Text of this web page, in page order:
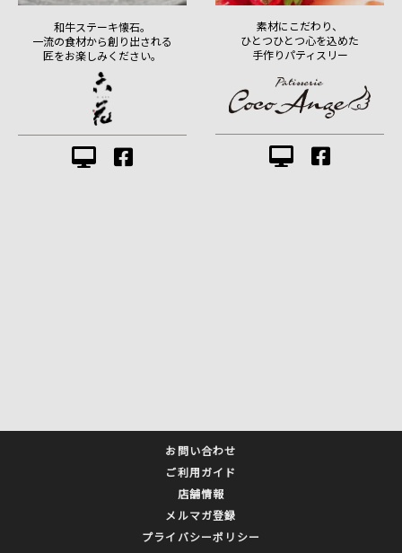
和牛ステーキ懐石。
一流の食材から創り出される
匠をお楽しみください。
素材にこだわり、
ひとつひとつ心を込めた
手作りパティスリー
お問い合わせ
ご利用ガイド
店舗情報
メルマガ登録
プライバシーポリシー